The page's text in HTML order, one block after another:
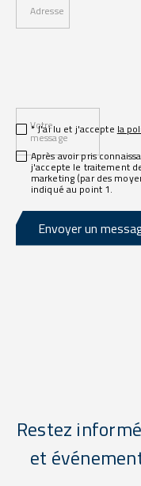
Adresse
Votre
message
* J'ai lu et j'accepte la
Après avoir pris
j'accepte le traitement
marketing (par des
indiqué au point 1.
Envoyer un
Restez
et